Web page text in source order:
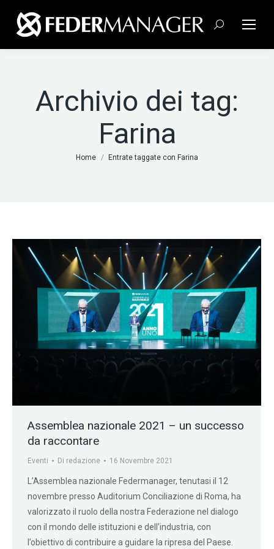
Cerca:
Archivio dei tag:
Farina
Tu sei qui:
Home Entrate taggate con Farina
Assemblea nazionale 2021 – un successo
da raccontare
Eventi Di redazione 16 Novembre 2021
L’Assemblea nazionale Federmanager, tenutasi il 12
novembre presso Auditorium Conciliazione di Roma, ha
valorizzato il ruolo della nostra Federazione nel dialogo
con il mondo delle istituzioni e dell’industria, con
l’obiettivo di contribuire a guidare la ripresa del Paese.